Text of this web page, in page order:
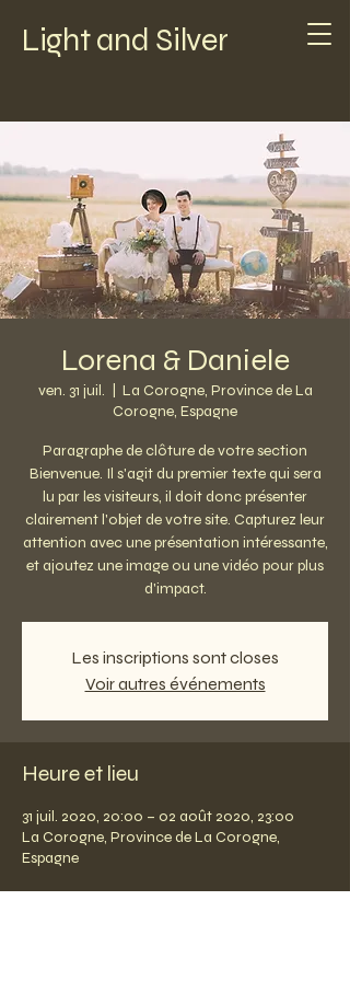
Light and Silver
Lorena & Daniele
ven. 31 juil.
La Corogne, Province de La
Corogne, Espagne
Paragraphe de clôture de votre section
Bienvenue. Il s'agit du premier texte qui sera
lu par les visiteurs, il doit donc présenter
clairement l'objet de votre site. Capturez leur
attention avec une présentation intéressante,
et ajoutez une image ou une vidéo pour plus
d'impact.
Les inscriptions sont closes
Voir autres événements
Heure et lieu
31 juil. 2020, 20:00 – 02 août 2020, 23:00
La Corogne, Province de La Corogne,
Espagne